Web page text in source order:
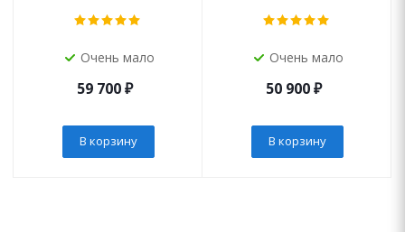
Очень мало
59 700₽
В корзину
Очень мало
50 900₽
В корзину